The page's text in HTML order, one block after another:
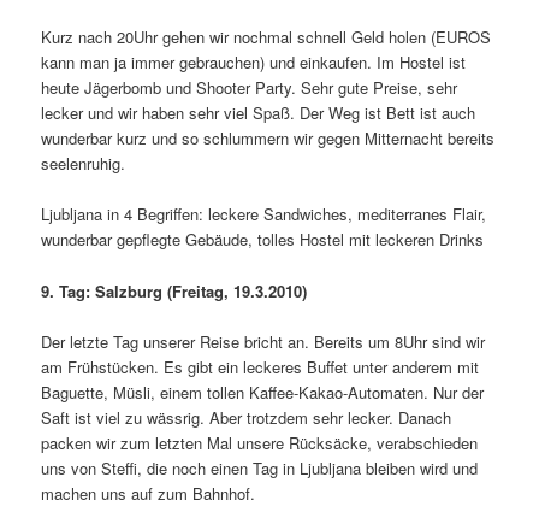
Kurz nach 20Uhr gehen wir nochmal schnell Geld holen (EUROS
kann man ja immer gebrauchen) und einkaufen. Im Hostel ist
heute Jägerbomb und Shooter Party. Sehr gute Preise, sehr
lecker und wir haben sehr viel Spaß. Der Weg ist Bett ist auch
wunderbar kurz und so schlummern wir gegen Mitternacht bereits
seelenruhig.
Ljubljana in 4 Begriffen: leckere Sandwiches, mediterranes Flair,
wunderbar gepflegte Gebäude, tolles Hostel mit leckeren Drinks
9. Tag: Salzburg (Freitag, 19.3.2010)
Der letzte Tag unserer Reise bricht an. Bereits um 8Uhr sind wir
am Frühstücken. Es gibt ein leckeres Buffet unter anderem mit
Baguette, Müsli, einem tollen Kaffee-Kakao-Automaten. Nur der
Saft ist viel zu wässrig. Aber trotzdem sehr lecker. Danach
packen wir zum letzten Mal unsere Rücksäcke, verabschieden
uns von Steffi, die noch einen Tag in Ljubljana bleiben wird und
machen uns auf zum Bahnhof.